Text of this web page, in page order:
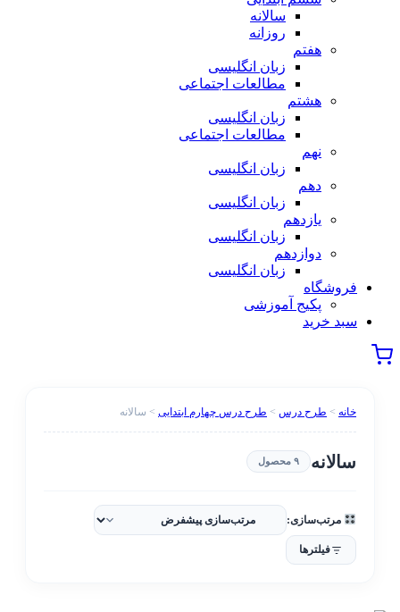
سالانه
روزانه
هفتم
زبان انگلیسی
مطالعات اجتماعی
هشتم
زبان انگلیسی
مطالعات اجتماعی
نهم
زبان انگلیسی
دهم
زبان انگلیسی
یازدهم
زبان انگلیسی
دوازدهم
زبان انگلیسی
فروشگاه
پکیج آموزشی
سبد خرید
خانه > طرح درس > طرح درس چهارم ابتدایی > سالانه
سالانه ۹ محصول
مرتب‌سازی:
فیلترها